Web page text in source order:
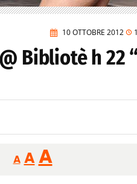
10 OTTOBRE 2012
Bibliotè h 22
A
Reducir
tamaño
A Restablecer
tamaño
A